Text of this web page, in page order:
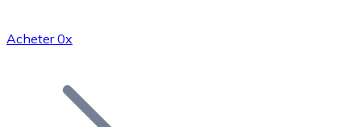
Bitcoin
Acheter 0x